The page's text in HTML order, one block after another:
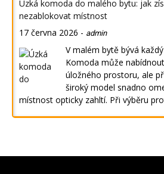
Úzká komoda do malého bytu: jak
nezablokovat místnost
17 června 2026 - admin
V malém bytě bývá
Komoda může
úložného prostoru, ale
široký model snadno
místnost opticky zahltí. Při výběru